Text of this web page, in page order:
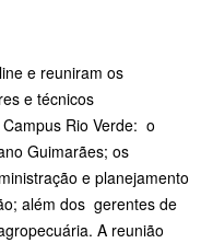
e reuniram os
e técnicos
Rio Verde: o
Guimarães; os
e planejamento
além dos gerentes de
A reunião